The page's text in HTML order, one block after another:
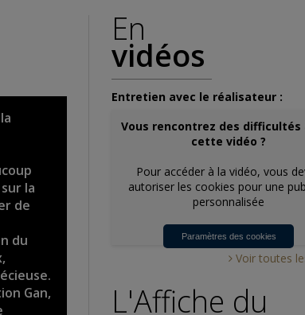
la
de
du
Gan,
En
vidéos
Entretien avec le réalisateur :
Vous rencontrez des difficultés
cette vidéo ?
Pour accéder à la vidéo, vous
autoriser les cookies pour une
personnalisée
Paramètres des cookies
Voir toutes
L'Affiche du